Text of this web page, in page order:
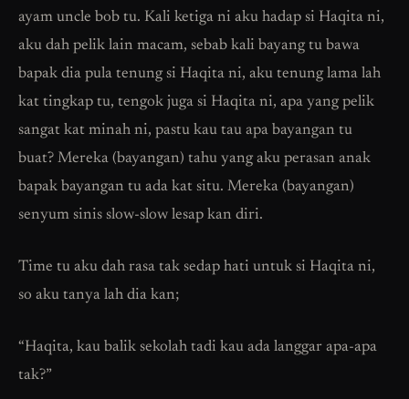
ayam uncle bob tu. Kali ketiga ni aku hadap si Haqita ni,
aku dah pelik lain macam, sebab kali bayang tu bawa
bapak dia pula tenung si Haqita ni, aku tenung lama lah
kat tingkap tu, tengok juga si Haqita ni, apa yang pelik
sangat kat minah ni, pastu kau tau apa bayangan tu
buat? Mereka (bayangan) tahu yang aku perasan anak
bapak bayangan tu ada kat situ. Mereka (bayangan)
senyum sinis slow-slow lesap kan diri.
Time tu aku dah rasa tak sedap hati untuk si Haqita ni,
so aku tanya lah dia kan;
“Haqita, kau balik sekolah tadi kau ada langgar apa-apa
tak?”